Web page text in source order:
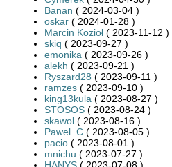
Banan ( 2024-03-04 )
oskar ( 2024-01-28 )
Marcin Kozioł ( 2023-11-12 )
skiq ( 2023-09-27 )
emonika ( 2023-09-26 )
alekh ( 2023-09-21 )
Ryszard28 ( 2023-09-11 )
ramzes ( 2023-09-10 )
king13kula ( 2023-08-27 )
STOSOS ( 2023-08-24 )
skawol ( 2023-08-16 )
Pawel_C ( 2023-08-05 )
pacio ( 2023-08-01 )
mnichu ( 2023-07-27 )
HANYS ( 2023-07-08 )